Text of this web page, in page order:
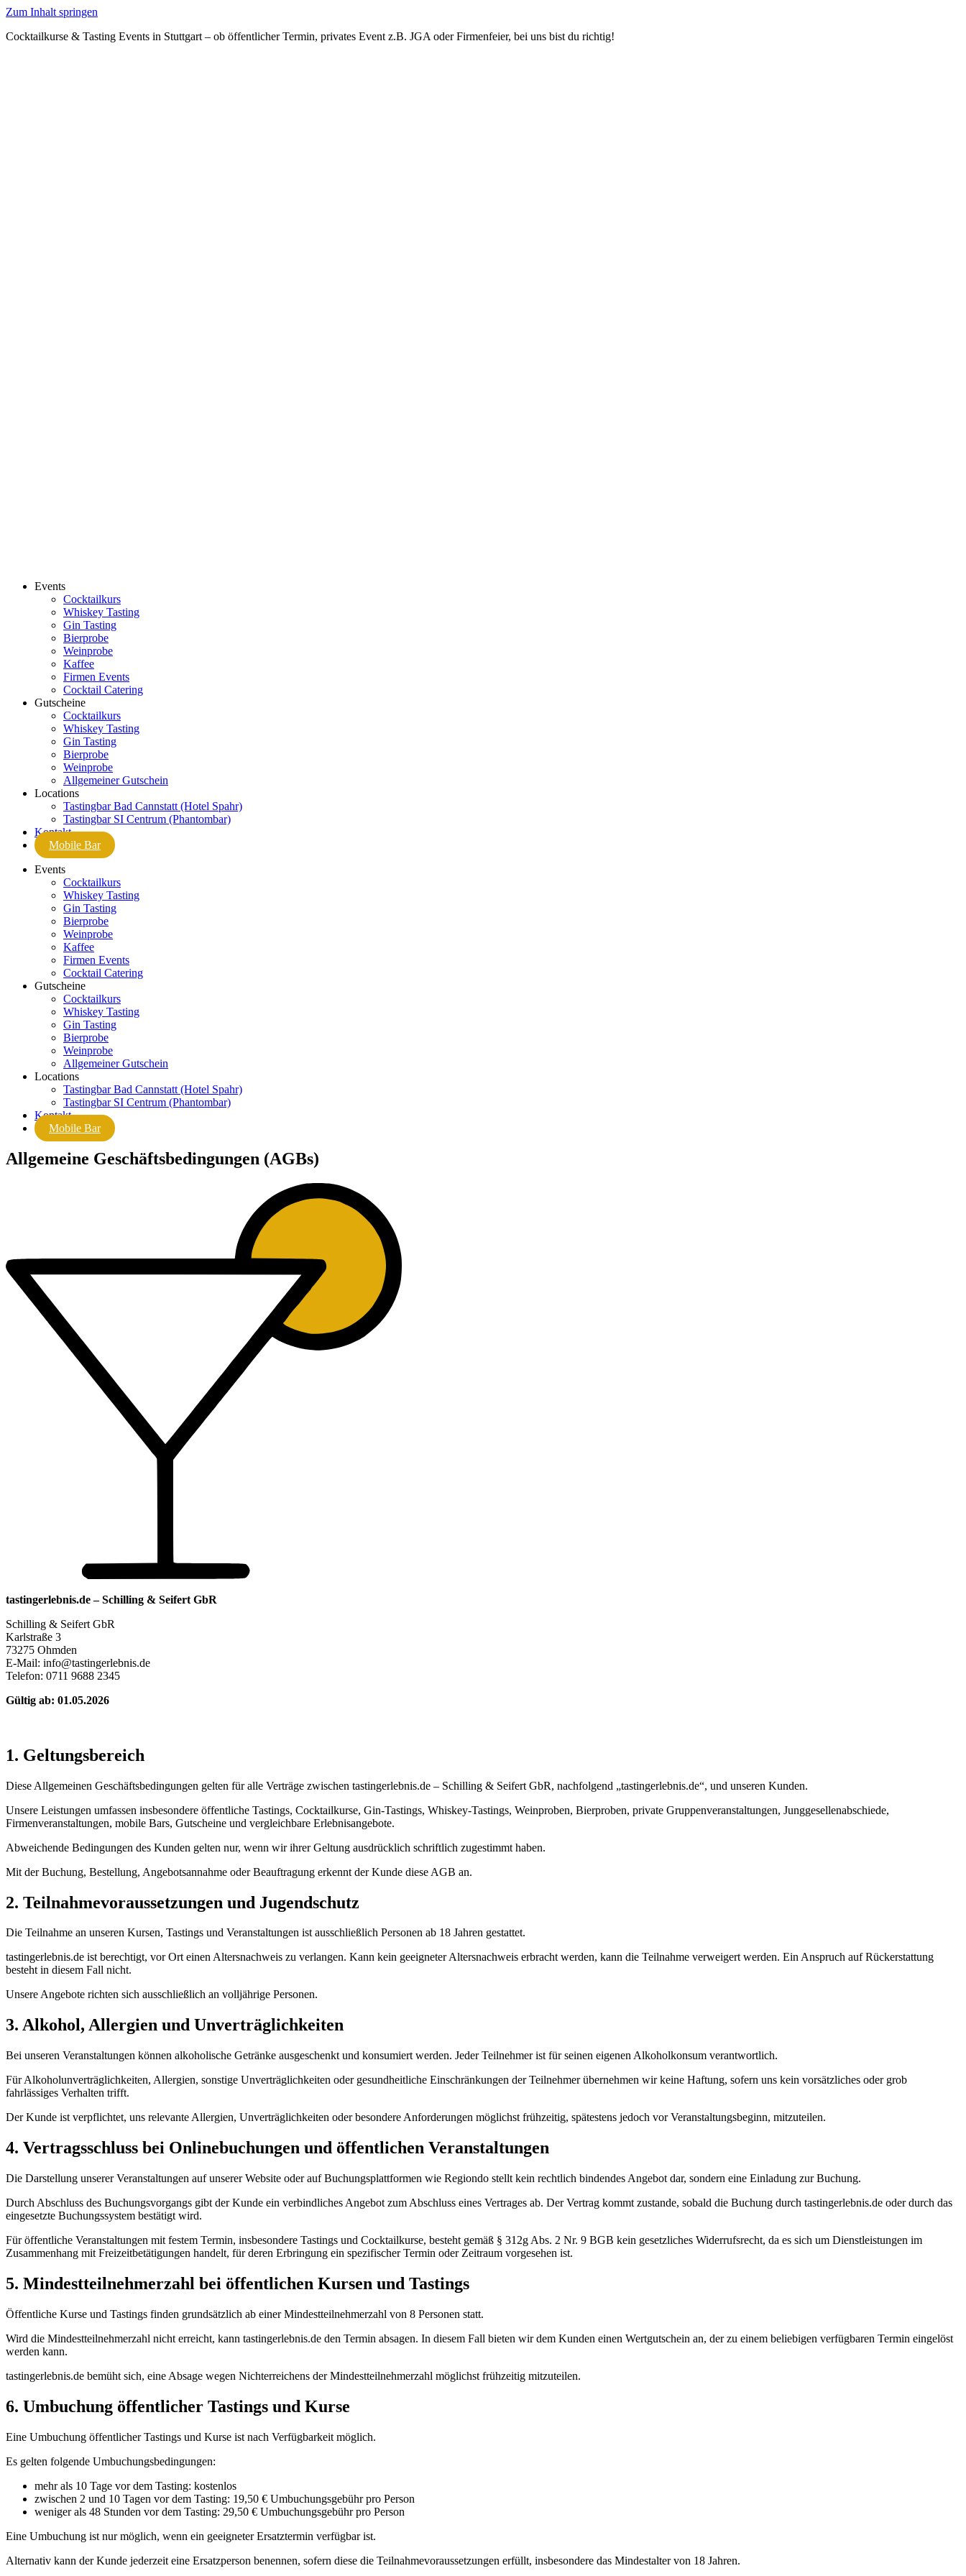
Zum Inhalt springen
Cocktailkurse & Tasting Events in Stuttgart – ob öffentlicher Termin, privates Event z.B. JGA oder Firmenfeier, bei uns bist du richtig!
Events
Cocktailkurs
Whiskey Tasting
Gin Tasting
Bierprobe
Weinprobe
Kaffee
Firmen Events
Cocktail Catering
Gutscheine
Cocktailkurs
Whiskey Tasting
Gin Tasting
Bierprobe
Weinprobe
Allgemeiner Gutschein
Locations
Tastingbar Bad Cannstatt (Hotel Spahr)
Tastingbar SI Centrum (Phantombar)
Kontakt
Mobile Bar
Events
Cocktailkurs
Whiskey Tasting
Gin Tasting
Bierprobe
Weinprobe
Kaffee
Firmen Events
Cocktail Catering
Gutscheine
Cocktailkurs
Whiskey Tasting
Gin Tasting
Bierprobe
Weinprobe
Allgemeiner Gutschein
Locations
Tastingbar Bad Cannstatt (Hotel Spahr)
Tastingbar SI Centrum (Phantombar)
Kontakt
Mobile Bar
Allgemeine Geschäftsbedingungen (AGBs)
tastingerlebnis.de – Schilling & Seifert GbR
Schilling & Seifert GbR
Karlstraße 3
73275 Ohmden
E-Mail: info@tastingerlebnis.de
Telefon: 0711 9688 2345
Gültig ab: 01.05.2026
1. Geltungsbereich
Diese Allgemeinen Geschäftsbedingungen gelten für alle Verträge zwischen tastingerlebnis.de – Schilling & Seifert GbR, nachfolgend „tastingerlebnis.de“, und unseren Kunden.
Unsere Leistungen umfassen insbesondere öffentliche Tastings, Cocktailkurse, Gin-Tastings, Whiskey-Tastings, Weinproben, Bierproben, private Gruppenveranstaltungen, Junggesellenabschiede,
Firmenveranstaltungen, mobile Bars, Gutscheine und vergleichbare Erlebnisangebote.
Abweichende Bedingungen des Kunden gelten nur, wenn wir ihrer Geltung ausdrücklich schriftlich zugestimmt haben.
Mit der Buchung, Bestellung, Angebotsannahme oder Beauftragung erkennt der Kunde diese AGB an.
2. Teilnahmevoraussetzungen und Jugendschutz
Die Teilnahme an unseren Kursen, Tastings und Veranstaltungen ist ausschließlich Personen ab 18 Jahren gestattet.
tastingerlebnis.de ist berechtigt, vor Ort einen Altersnachweis zu verlangen. Kann kein geeigneter Altersnachweis erbracht werden, kann die Teilnahme verweigert werden. Ein Anspruch auf Rückerstattung
besteht in diesem Fall nicht.
Unsere Angebote richten sich ausschließlich an volljährige Personen.
3. Alkohol, Allergien und Unverträglichkeiten
Bei unseren Veranstaltungen können alkoholische Getränke ausgeschenkt und konsumiert werden. Jeder Teilnehmer ist für seinen eigenen Alkoholkonsum verantwortlich.
Für Alkoholunverträglichkeiten, Allergien, sonstige Unverträglichkeiten oder gesundheitliche Einschränkungen der Teilnehmer übernehmen wir keine Haftung, sofern uns kein vorsätzliches oder grob
fahrlässiges Verhalten trifft.
Der Kunde ist verpflichtet, uns relevante Allergien, Unverträglichkeiten oder besondere Anforderungen möglichst frühzeitig, spätestens jedoch vor Veranstaltungsbeginn, mitzuteilen.
4. Vertragsschluss bei Onlinebuchungen und öffentlichen Veranstaltungen
Die Darstellung unserer Veranstaltungen auf unserer Website oder auf Buchungsplattformen wie Regiondo stellt kein rechtlich bindendes Angebot dar, sondern eine Einladung zur Buchung.
Durch Abschluss des Buchungsvorgangs gibt der Kunde ein verbindliches Angebot zum Abschluss eines Vertrages ab. Der Vertrag kommt zustande, sobald die Buchung durch tastingerlebnis.de oder durch das
eingesetzte Buchungssystem bestätigt wird.
Für öffentliche Veranstaltungen mit festem Termin, insbesondere Tastings und Cocktailkurse, besteht gemäß § 312g Abs. 2 Nr. 9 BGB kein gesetzliches Widerrufsrecht, da es sich um Dienstleistungen im
Zusammenhang mit Freizeitbetätigungen handelt, für deren Erbringung ein spezifischer Termin oder Zeitraum vorgesehen ist.
5. Mindestteilnehmerzahl bei öffentlichen Kursen und Tastings
Öffentliche Kurse und Tastings finden grundsätzlich ab einer Mindestteilnehmerzahl von 8 Personen statt.
Wird die Mindestteilnehmerzahl nicht erreicht, kann tastingerlebnis.de den Termin absagen. In diesem Fall bieten wir dem Kunden einen Wertgutschein an, der zu einem beliebigen verfügbaren Termin eingelöst
werden kann.
tastingerlebnis.de bemüht sich, eine Absage wegen Nichterreichens der Mindestteilnehmerzahl möglichst frühzeitig mitzuteilen.
6. Umbuchung öffentlicher Tastings und Kurse
Eine Umbuchung öffentlicher Tastings und Kurse ist nach Verfügbarkeit möglich.
Es gelten folgende Umbuchungsbedingungen:
mehr als 10 Tage vor dem Tasting: kostenlos
zwischen 2 und 10 Tagen vor dem Tasting: 19,50 € Umbuchungsgebühr pro Person
weniger als 48 Stunden vor dem Tasting: 29,50 € Umbuchungsgebühr pro Person
Eine Umbuchung ist nur möglich, wenn ein geeigneter Ersatztermin verfügbar ist.
Alternativ kann der Kunde jederzeit eine Ersatzperson benennen, sofern diese die Teilnahmevoraussetzungen erfüllt, insbesondere das Mindestalter von 18 Jahren.